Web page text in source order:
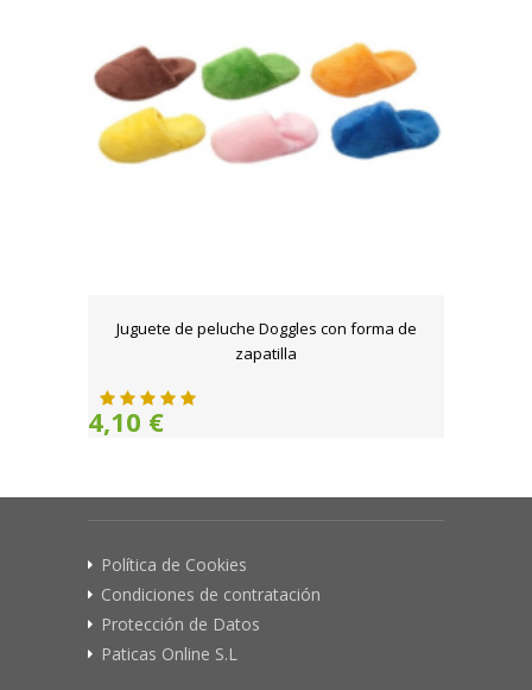
Juguete de peluche Doggles con forma de
zapatilla
4,10 €
Política de Cookies
Condiciones de contratación
Protección de Datos
Paticas Online S.L